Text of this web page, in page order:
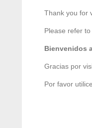
Thank you for
Please refer
Bienvenidos
Gracias por
Por favor